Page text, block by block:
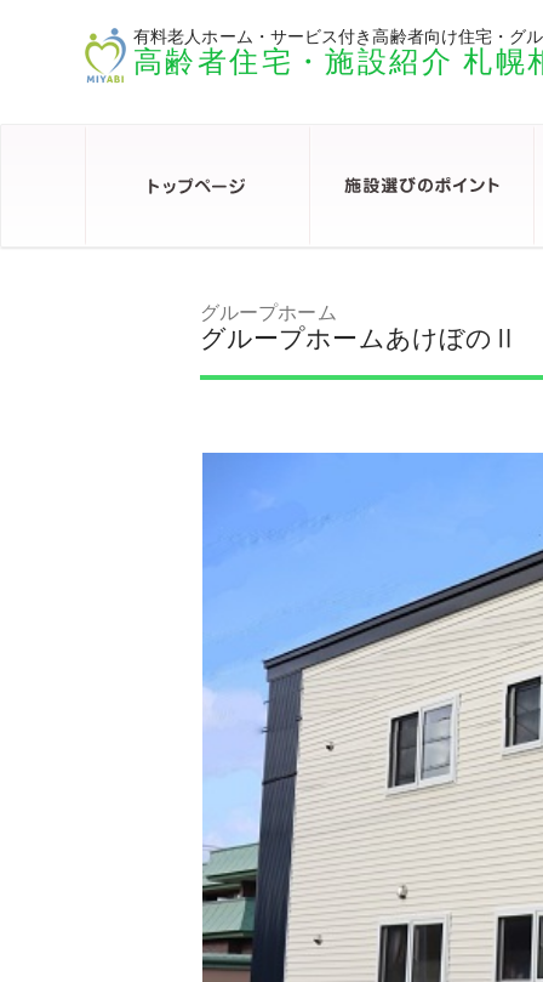
有料老人ホーム・サービス付き高齢者向け住宅・グ
高齢者住宅・施設紹介 札幌
グループホーム
グループホームあけぼのⅡ